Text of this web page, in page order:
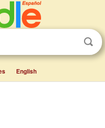
English